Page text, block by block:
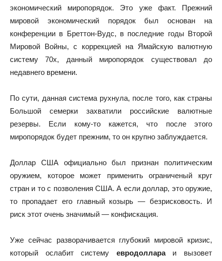
экономический миропорядок. Это уже факт. Прежний
мировой экономический порядок был основан на
конференции в Бреттон-Вудс, в последние годы Второй
Мировой Войны, с коррекцией на Ямайскую валютную
систему 70х, данный миропорядок существовал до
недавнего времени.
По сути, данная система рухнула, после того, как страны
Большой семерки захватили российские валютные
резервы. Если кому-то кажется, что после этого
миропорядок будет прежним, то он крупно заблуждается.
Доллар США официально был признан политическим
оружием, которое может применить ограниченый круг
стран и то с позволения США. А если доллар, это оружие,
то пропадает его главный козырь — безрисковость. И
риск этот очень значимый — конфискация.
Уже сейчас разворачивается глубокий мировой кризис,
который ослабит систему евродоллараи вызовет